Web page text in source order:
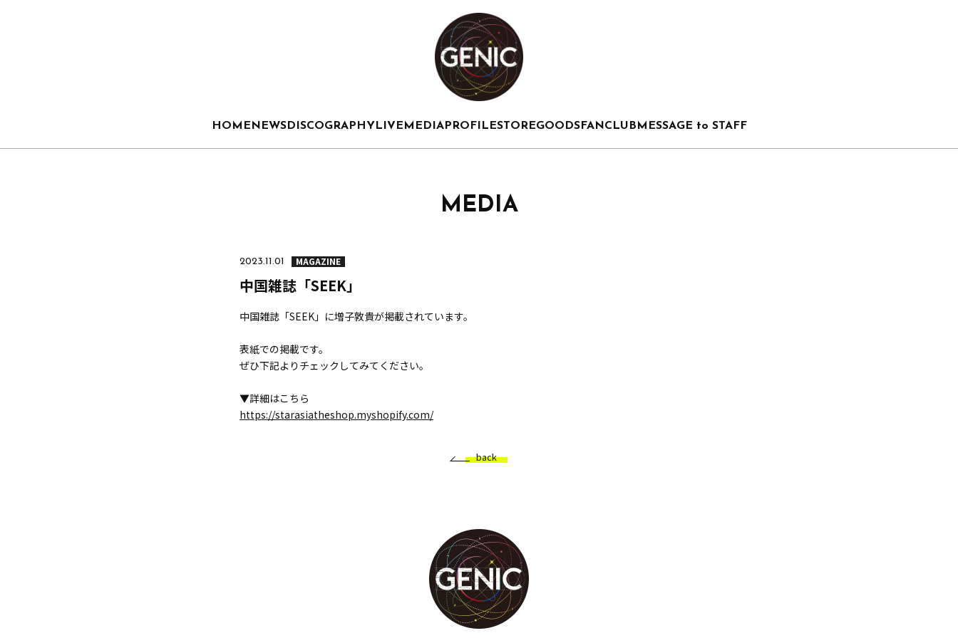
HOME NEWSDISCOGRAPHY LIVE MEDIAPROFILESTOREGOODSFANCLUB MESSAGE to STAFF
MEDIA
2023.11.01 MAGAZINE
中国雑誌「SEEK」
中国雑誌「SEEK」に増子敦貴が掲載されています。
表紙での掲載です。
ぜひ下記よりチェックしてみてください。
▼詳細はこちら
https://starasiatheshop.myshopify.com/
back